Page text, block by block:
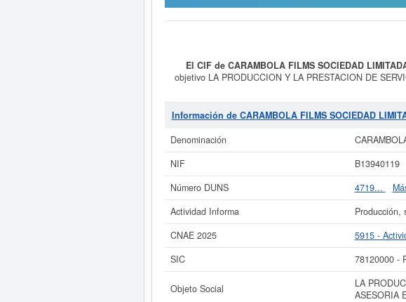
El CIF de CARAMBOLA FILMS SOCIEDAD
objetivo LA PRODUCCION Y LA PRESTACION DE
CINEMATOGRAFICAS y se dió del alta el día 25/05/
cinematográfica y de vídeo. Dentro del Sistema
SOCIEDAD LIMITADA.se encuentra en el SIC
CARAMBOLA FILMS SOCIEDAD LIMITADA.tiene un
Si está interesado en conocer más datos de la empresa
ampliadode CARAMBOLA FILMS SOCIEDAD
La última
Información de CARAMBOLA FILMS SOCIEDAD
Denominación
NIF
B13940119
Número DUNS
4719...
Actividad Informa
Producción,
CNAE 2025
5915 -
SIC
78120000 -
Objeto Social
LA
ASESORIA